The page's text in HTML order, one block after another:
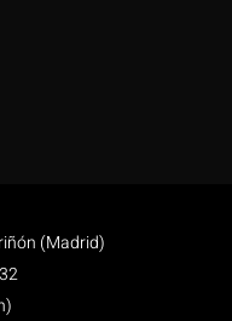
(Madrid)